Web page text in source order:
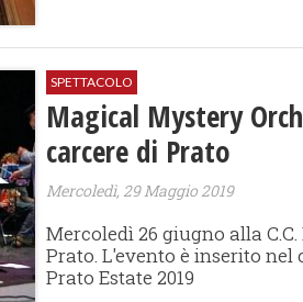
SPETTACOLO
Magical Mystery
carcere di Prato
Mercoledì, 29 Maggio 2019
Mercoledì 26 giugno alla C.C.
Prato. L'evento è inserito nel
Prato Estate 2019